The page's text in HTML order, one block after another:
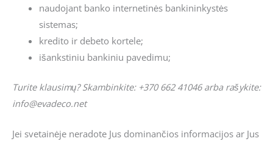
naudojant banko internetinės bankininkystės
sistemas;
kredito ir debeto kortele;
išankstiniu bankiniu pavedimu;
Turite klausimų? Skambinkite: +370 662 41046 arba rašykite:
info@evadeco.net
Jei svetainėje neradote Jus dominančios informacijos ar Jus